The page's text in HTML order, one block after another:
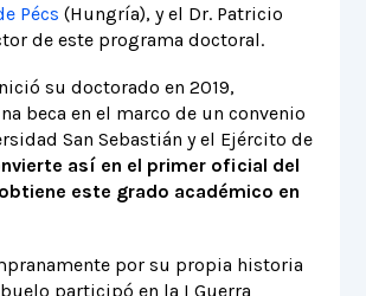
Pécs (Hungría), y el Dr. Patricio
de este programa doctoral.
su doctorado en 2019,
beca en el marco de un convenio
San Sebastián y el Ejército de
así en el primer oficial del
este grado académico en
por su propia historia
participó en la I Guerra